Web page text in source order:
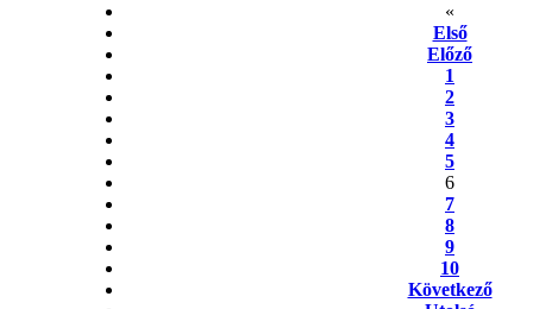
«
Első
Előző
1
2
3
4
5
6
7
8
9
10
Következő